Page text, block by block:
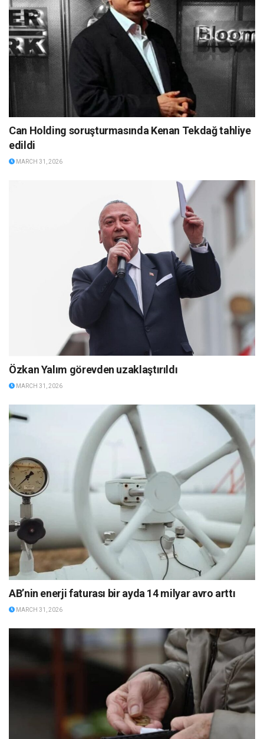
Can Holding soruşturmasında Kenan Tekdağ tahliye
edildi
MARCH 31, 2026
Özkan Yalım görevden uzaklaştırıldı
MARCH 31, 2026
AB’nin enerji faturası bir ayda 14 milyar avro arttı
MARCH 31, 2026